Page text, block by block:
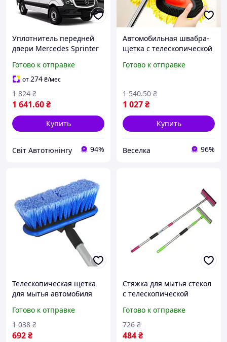
Уплотнитель передней
двери Mercedes Sprinter
Готово к отправке
от274₴/мес
1 641.60₴
1 824 ₴
Купить
Світ Автотюнінгу 94%
Автомобильная швабра-
щетка с телескопической
кузова и стекол FLAME
Готово к отправке
1 027₴
1 540.50 ₴
Купить
Веселка 96%
Телескопическая щетка
для мытья автомобиля
колес без царапин FLAME
Готово к отправке
692₴
1 038 ₴
Стяжка для мытья стекол
с телескопической
автомобилей удобный
скребок для чистки
стекол FLAME
Готово к отправке
484₴
726 ₴